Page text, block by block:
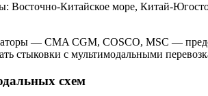
Восточно-Китайское море, Китай-
— CMA CGM, COSCO, MSC —
стыковки с мультимодальными
схем